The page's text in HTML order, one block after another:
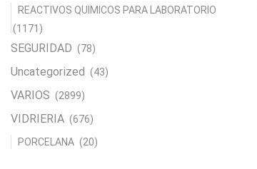
REACTIVOS QUIMICOS PARA LABORATORIO
(1171)
SEGURIDAD (78)
Uncategorized (43)
VARIOS (2899)
VIDRIERIA (676)
PORCELANA (20)